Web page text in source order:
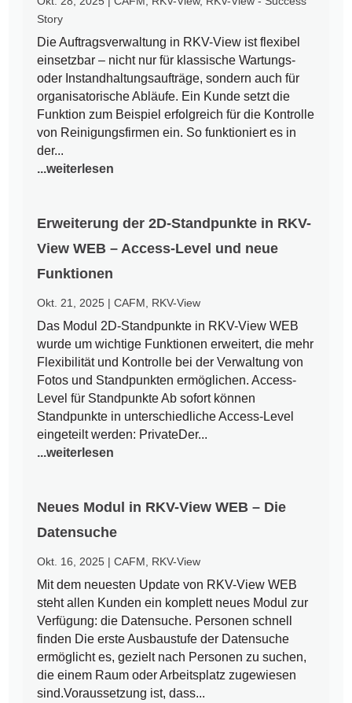
Story
Die Auftragsverwaltung in RKV-View ist flexibel
einsetzbar – nicht nur für klassische Wartungs-
oder Instandhaltungsaufträge, sondern auch für
organisatorische Abläufe. Ein Kunde setzt die
Funktion zum Beispiel erfolgreich für die Kontrolle
von Reinigungsfirmen ein. So funktioniert es in
der...
...weiterlesen
Erweiterung der 2D-Standpunkte in RKV-
View WEB – Access-Level und neue
Funktionen
Okt. 21, 2025 |CAFM RKV-View
Das Modul 2D-Standpunkte in RKV-View WEB
wurde um wichtige Funktionen erweitert, die mehr
Flexibilität und Kontrolle bei der Verwaltung von
Fotos und Standpunkten ermöglichen. Access-
Level für Standpunkte Ab sofort können
Standpunkte in unterschiedliche Access-Level
eingeteilt werden: PrivateDer...
...weiterlesen
Neues Modul in RKV-View WEB – Die
Datensuche
Okt. 16, 2025 |CAFM RKV-View
Mit dem neuesten Update von RKV-View WEB
steht allen Kunden ein komplett neues Modul zur
Verfügung: die Datensuche. Personen schnell
finden Die erste Ausbaustufe der Datensuche
ermöglicht es, gezielt nach Personen zu suchen,
die einem Raum oder Arbeitsplatz zugewiesen
sind.Voraussetzung ist, dass...